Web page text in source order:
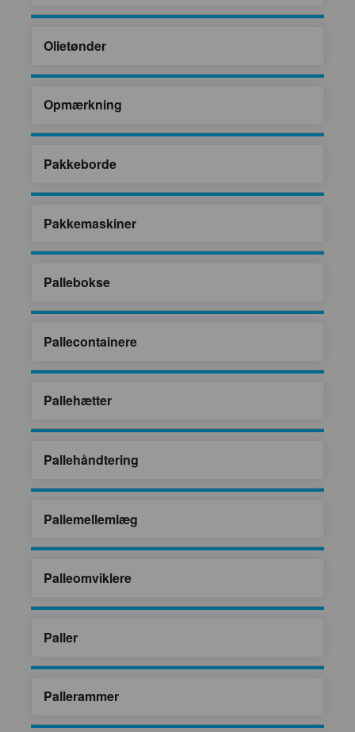
Olietønder
Opmærkning
Pakkeborde
Pakkemaskiner
Pallebokse
Pallecontainere
Pallehætter
Pallehåndtering
Pallemellemlæg
Palleomviklere
Paller
Pallerammer